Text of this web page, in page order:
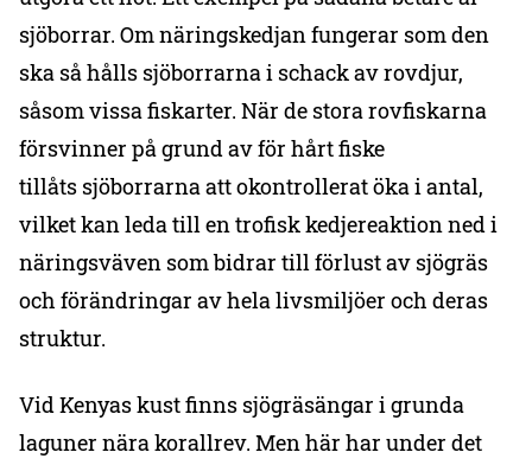
sjöborrar. Om näringskedjan fungerar som den
ska så hålls sjöborrarna i schack av rovdjur,
såsom vissa fiskarter. När de stora rovfiskarna
försvinner på grund av för hårt fiske
tillåts sjöborrarna att okontrollerat öka i antal,
vilket kan leda till en trofisk kedjereaktion ned i
näringsväven som bidrar till förlust av sjögräs
och förändringar av hela livsmiljöer och deras
struktur.
Vid Kenyas kust finns sjögräsängar i grunda
laguner nära korallrev. Men här har under det